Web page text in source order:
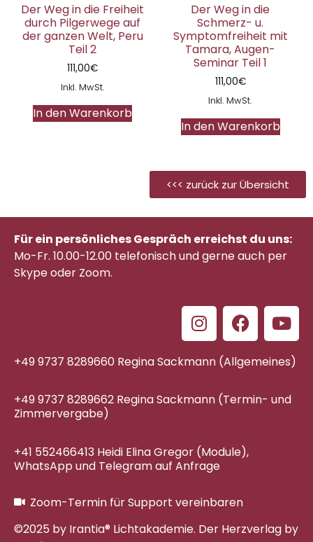
Der Weg in die Freiheit
durch Pilgerwege auf
der ganzen Welt, Peru
Teil 2
111,00€
Inkl. MwSt.
In den Warenkorb
Der Weg in die
Schmerz- u.
Symptomfreiheit mit
Tamara, Augen-
Seminar Teil 1
111,00€
Inkl. MwSt.
In den Warenkorb
<<< zurück zur Übersicht
Für ein persönliches Gespräch erreichst du uns:
Mo-Fr. 10.00-12.00 telefonischund gerne auch per
Skype oder Zoom.
+49 9737 8289660 Regina Sackmann (Allgemeines)
+49 9737 8289662 Regina Sackmann (Termin- und
Zimmervergabe)
+41 552466413 Heidi Elina Gregor (Module),
WhatsApp und Telegram auf Anfrage
Zoom-Termin für Support vereinbaren
©2025 by Irantia® Lichtakademie. Der Herzverlag by